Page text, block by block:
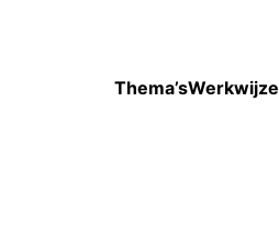
Thema’sWerkwijze